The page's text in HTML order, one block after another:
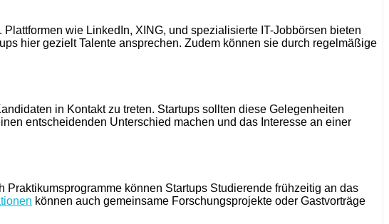
wie LinkedIn, XING, und spezialisierte IT-Jobbörsen bieten
hier gezielt Talente ansprechen. Zudem können sie durch regelmäßige
in Kontakt zu treten. Startups sollten diese Gelegenheiten
entscheidenden Unterschied machen und das Interesse an einer
können Startups Studierende frühzeitig an das
können auch gemeinsame Forschungsprojekte oder Gastvorträge